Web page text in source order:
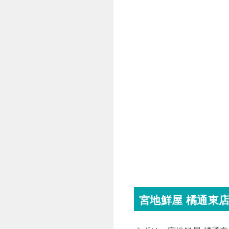
宮地鮮屋 橘通東